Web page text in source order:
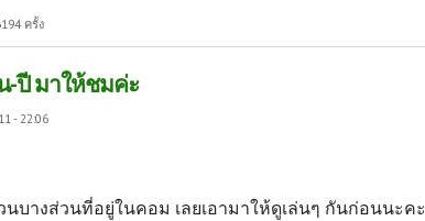
ากค่ะ(ดอกสาละลังกา)
ครั้ง
-ปี มาให้ชมค่ะ
- 22:06
บางส่วนที่อยู่ในคอม เลยเอามาให้ดูเล่นๆ กันก่อนนะคะ